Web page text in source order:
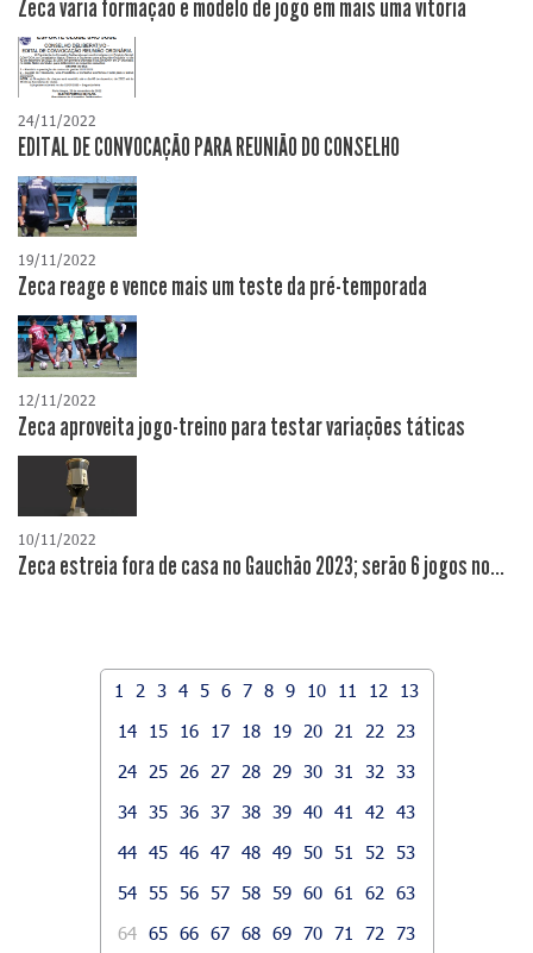
Zeca varia formação e modelo de jogo em mais uma vitória
24/11/2022
EDITAL DE CONVOCAÇÃO PARA REUNIÃO DO CONSELHO
19/11/2022
Zeca reage e vence mais um teste da pré-temporada
12/11/2022
Zeca aproveita jogo-treino para testar variações táticas
10/11/2022
Zeca estreia fora de casa no Gauchão 2023; serão 6 jogos no...
1 2 3 4 5 6 7 8 9 10 11 12
13
14
15 16 17 18 19 20 21 22
23
24
25 26 27 28 29 30 31 32
33
34 35 36 37 38 39 40 41 42
43
44 45 46 47 48 49 50 51 52
53
54 55 56 57 58 59 60 61 62
63
64 65 66 67 68 69 70 71 72
73